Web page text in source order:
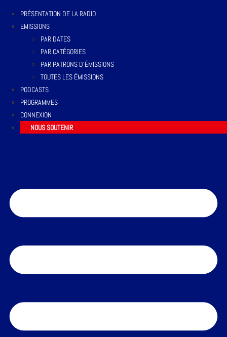
PRÉSENTATION DE LA RADIO
EMISSIONS
PAR DATES
PAR CATÉGORIES
PAR PATRONS D’ÉMISSIONS
TOUTES LES ÉMISSIONS
PODCASTS
PROGRAMMES
CONNEXION
NOUS SOUTENIR